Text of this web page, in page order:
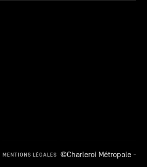
MENTIONS LÉGALES ©Charleroi Métropole -